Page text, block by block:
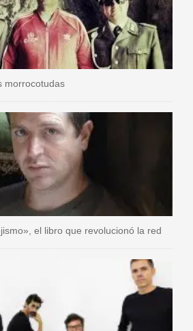
morrocotudas
el libro que revolucionó la red